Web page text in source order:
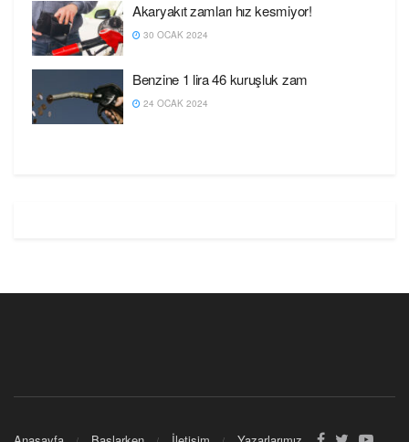
Akaryakıt zamları hız kesmiyor!
30 OCAK 2024
Benzine 1 lira 46 kuruşluk zam
24 OCAK 2024